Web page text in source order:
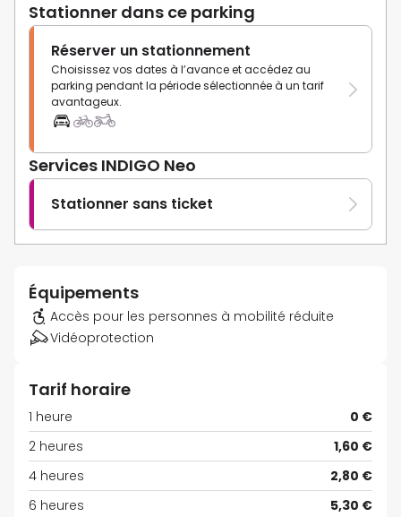
Stationner dans ce parking
Réserver un stationnement
Choisissez vos dates à l’avance et accédez au
parking pendant la période sélectionnée à un tarif
avantageux.
Services INDIGO Neo
Stationner sans ticket
Équipements
Accès pour les personnes à mobilité réduite
Vidéoprotection
Tarif horaire
1 heure
0 €
2 heures
1,60 €
4 heures
2,80 €
6 heures
5,30 €